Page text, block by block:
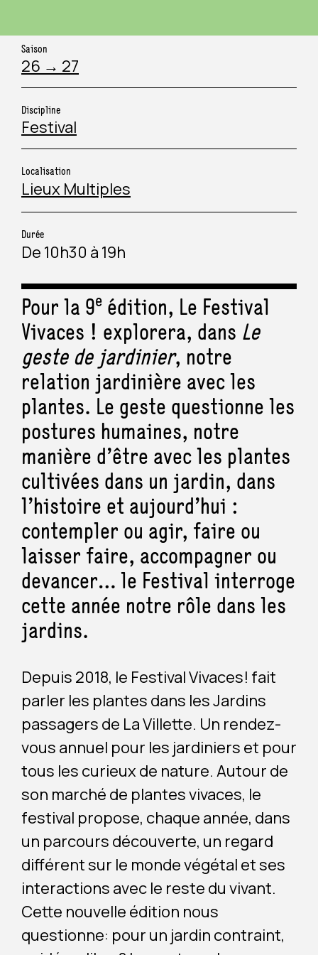
CHAMP SOCIAL
SANITAIRE ET MÉDICO-SOCIAL
ORGANISATEUR D’ÉVÉNEMENT
ARTISTE
MÉCÈNE
Saison
26 → 27
Discipline
Festival
Localisation
Lieux Multiples
Durée
De 10h30 à 19h
Pour la 9e édition, Le Festival
Vivaces ! explorera, dans Le
geste de jardinier, notre
relation jardinière avec les
plantes. Le geste questionne les
postures humaines, notre
manière d’être avec les plantes
cultivées dans un jardin, dans
l’histoire et aujourd’hui :
contempler ou agir, faire ou
laisser faire, accompagner ou
devancer… le Festival interroge
cette année notre rôle dans les
jardins.
Depuis 2018, le Festival Vivaces! fait
parler les plantes dans les Jardins
passagers de La Villette. Un rendez-
vous annuel pour les jardiniers et pour
tous les curieux de nature. Autour de
son marché de plantes vivaces, le
festival propose, chaque année, dans
un parcours découverte, un regard
différent sur le monde végétal et ses
interactions avec le reste du vivant.
Cette nouvelle édition nous
questionne: pour un jardin contraint,